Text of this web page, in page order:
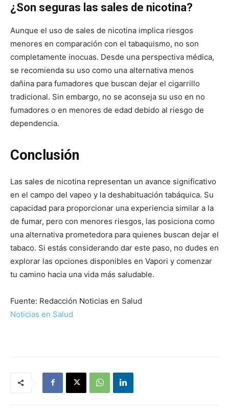
¿Son seguras las sales de nicotina?
Aunque el uso de sales de nicotina implica riesgos
menores en comparación con el tabaquismo, no son
completamente inocuas. Desde una perspectiva médica,
se recomienda su uso como una alternativa menos
dañina para fumadores que buscan dejar el cigarrillo
tradicional. Sin embargo, no se aconseja su uso en no
fumadores o en menores de edad debido al riesgo de
dependencia.
Conclusión
Las sales de nicotina representan un avance significativo
en el campo del vapeo y la deshabituación tabáquica. Su
capacidad para proporcionar una experiencia similar a la
de fumar, pero con menores riesgos, las posiciona como
una alternativa prometedora para quienes buscan dejar el
tabaco. Si estás considerando dar este paso, no dudes en
explorar las opciones disponibles en Vapori y comenzar
tu camino hacia una vida más saludable.
Fuente: Redacción Noticias en Salud
Noticias en Salud